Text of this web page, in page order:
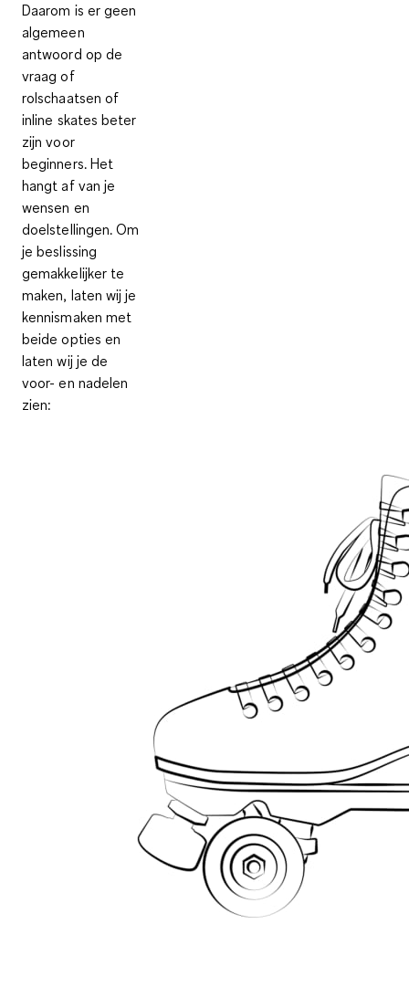
Daarom is er geen
algemeen
antwoord op de
vraag of
rolschaatsen of
inline skates beter
zijn voor
beginners. Het
hangt af van je
wensen en
doelstellingen. Om
je beslissing
gemakkelijker te
maken, laten wij je
kennismaken met
beide opties en
laten wij je de
voor- en nadelen
zien: